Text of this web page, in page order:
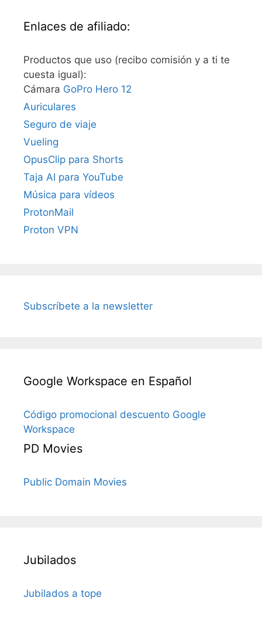
Enlaces de afiliado:
Productos que uso (recibo comisión y a ti te
cuesta igual):
Cámara GoPro Hero 12
Auriculares
Seguro de viaje
Vueling
OpusClip para Shorts
Taja AI para YouTube
Música para vídeos
ProtonMail
Proton VPN
Subscríbete a la newsletter
Google Workspace en Español
Código promocional descuento Google
Workspace
PD Movies
Public Domain Movies
Jubilados
Jubilados a tope